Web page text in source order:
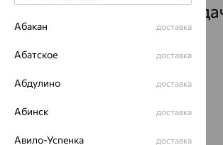
Высоковск- Пункты
Смотреть все города
Абакан доставка
Абатское доставка
Абдулино доставка
Абинск доставка
Авило-Успенка доставка